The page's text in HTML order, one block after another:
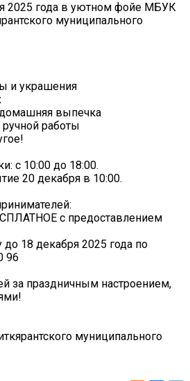
2025 года в уютном фойе МБУК
муниципального
и украшения
выпечка
работы
с 10:00 до 18:00.
20 декабря в 10:00.
с предоставлением
до 18 декабря 2025 года по
96
за праздничным настроением,
муниципального